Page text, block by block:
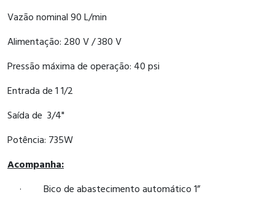
Vazão nominal 90 L/min
Alimentação: 280 V / 380 V
Pressão máxima de operação: 40 psi
Entrada de 1 1/2
Saída de 3/4"
Potência: 735W
Acompanha:
· Bico de abastecimento automático 1”